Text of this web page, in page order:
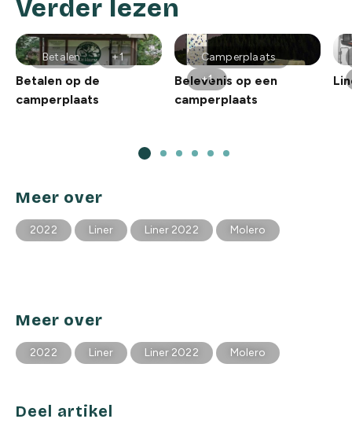
Verder lezen
Betalen +1
Betalen op de
camperplaats
Camperplaats
+1
Belevenis op een
camperplaats
Meer over
2022 Liner Liner 2022 Molero
Meer over
2022 Liner Liner 2022 Molero
Deel artikel